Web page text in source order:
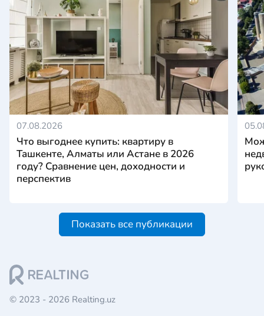
07.08.2026
Что выгоднее купить: квартиру в
Ташкенте, Алматы или Астане в 2026
году? Сравнение цен, доходности и
перспектив
Показать все публикации
© 2023 - 2026 Realting.uz